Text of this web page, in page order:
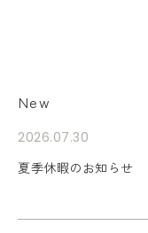
New
2026.07.30
夏季休暇のお知らせ